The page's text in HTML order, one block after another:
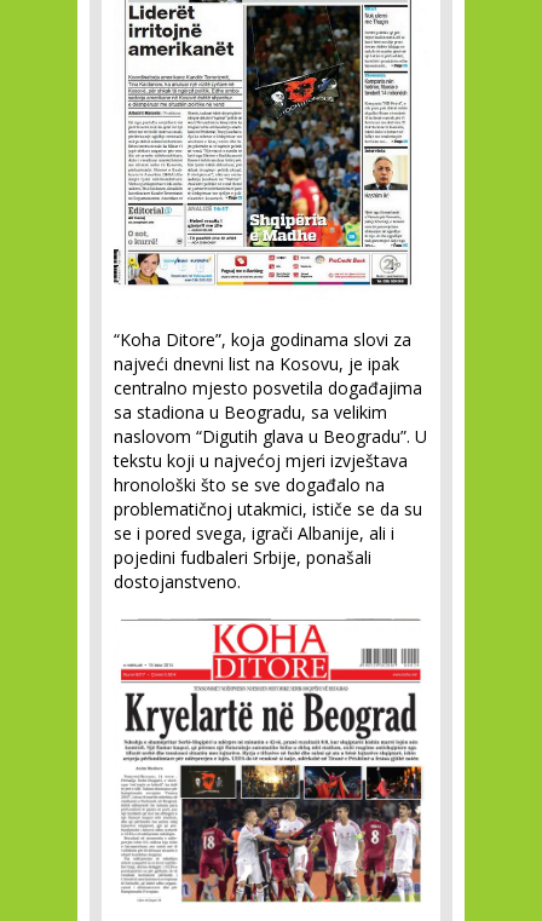
“Koha Ditore”, koja godinama slovi za
najveći dnevni list na Kosovu, je ipak
centralno mjesto posvetila događajima
sa stadiona u Beogradu, sa velikim
naslovom “Digutih glava u Beogradu”. U
tekstu koji u najvećoj mjeri izvještava
hronološki što se sve događalo na
problematičnoj utakmici, ističe se da su
se i pored svega, igrači Albanije, ali i
pojedini fudbaleri Srbije, ponašali
dostojanstveno.